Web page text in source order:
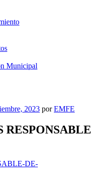
Municipal
2023 porEMFE
RESPONSABLE
DE-